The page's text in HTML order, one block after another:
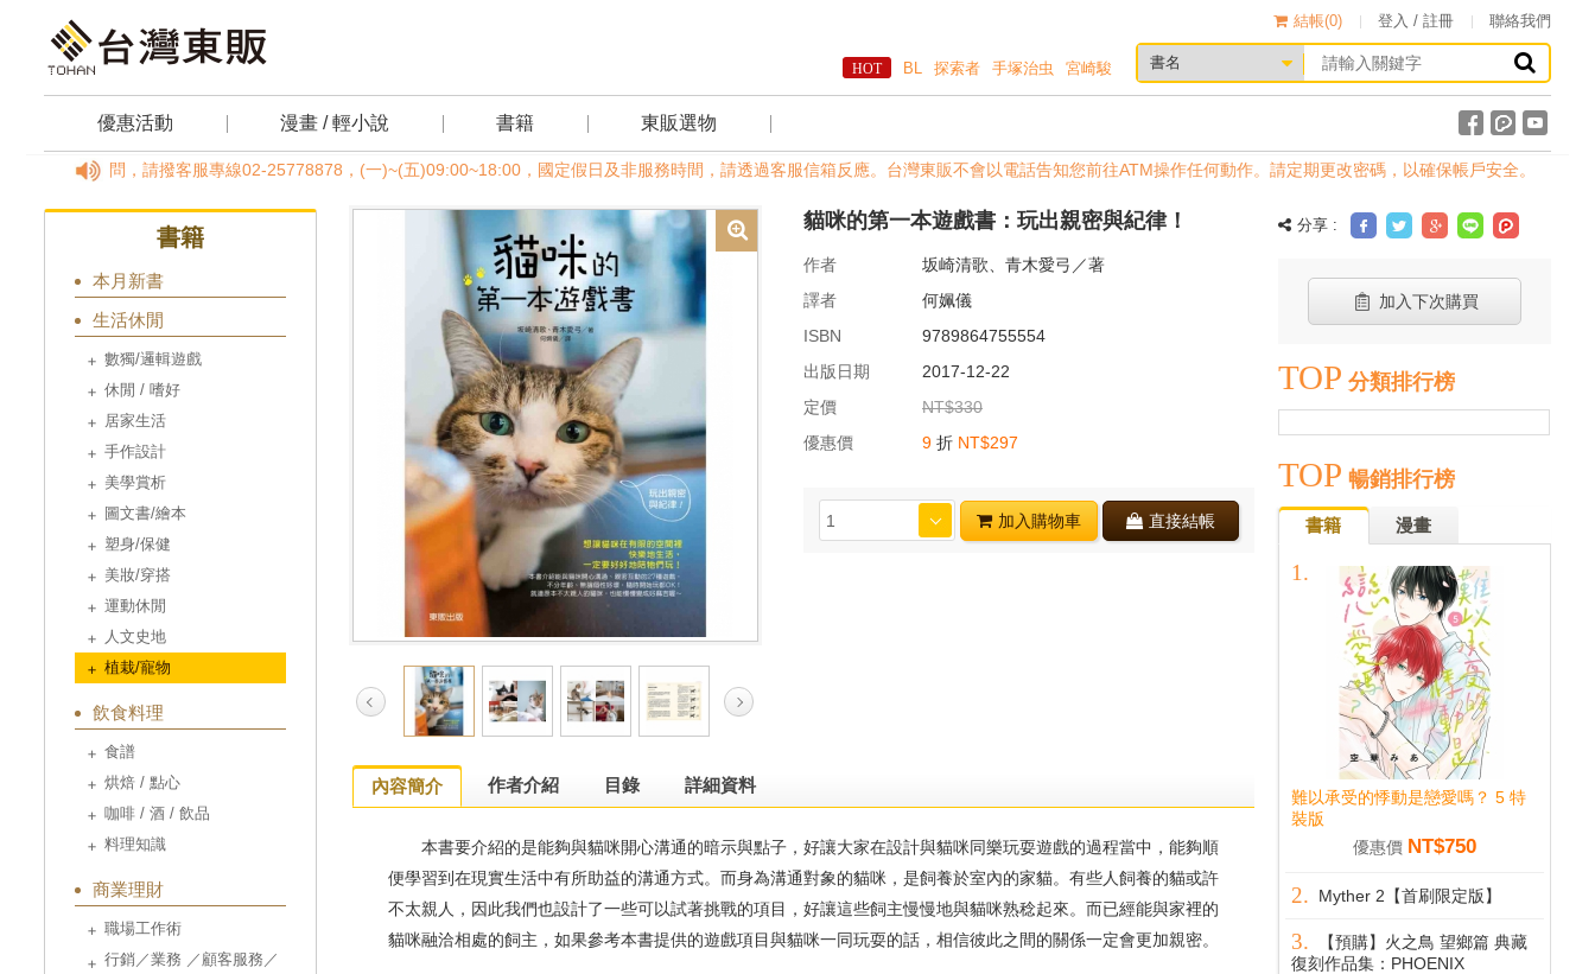
結帳(0) 登入 / 註冊 聯絡我們
BL 探索者 手塚治虫 宮崎駿
優惠活動 漫畫 / 輕小說 書籍 東販選物
疑問，請撥客服專線02-25778878，(一)~(五)09:00~18:00，國定假日及非服務時間，請透過客服信箱反應。台灣東販不會以電話告知您前往ATM操作任何動作。請定期更改密碼，以確保帳戶安全。
書籍
本月新書
生活休閒
數獨/邏輯遊戲
休閒 / 嗜好
居家生活
手作設計
美學賞析
圖文書/繪本
塑身/保健
美妝/穿搭
運動休閒
人文史地
植栽/寵物
飲食料理
食譜
烘焙 / 點心
咖啡 / 酒 / 飲品
料理知識
商業理財
職場工作術
行銷／業務 ／顧客服務／
貓咪的第一本遊戲書：玩出親密與紀律！
作者
坂崎清歌、青木愛弓／著
譯者
何姵儀
ISBN
9789864755554
出版日期
2017-12-22
定價
NT$330
優惠價
9 折 NT$297
加入購物車 直接結帳
內容簡介 作者介紹 目錄 詳細資料
本書要介紹的是能夠與貓咪開心溝通的暗示與點子，好讓大家在設計與貓咪同樂玩耍遊戲的過程當中，能夠順
便學習到在現實生活中有所助益的溝通方式。而身為溝通對象的貓咪，是飼養於室內的家貓。有些人飼養的貓或許
不太親人，因此我們也設計了一些可以試著挑戰的項目，好讓這些飼主慢慢地與貓咪熟稔起來。而已經能與家裡的
貓咪融洽相處的飼主，如果參考本書提供的遊戲項目與貓咪一同玩耍的話，相信彼此之間的關係一定會更加親密。
分享 :
加入下次購買
TOP 分類排行榜
TOP 暢銷排行榜
書籍 漫畫
難以承受的悸動是戀愛嗎？ 5 特
裝版
優惠價 NT$750
Myther 2【首刷限定版】
【預購】火之鳥 望鄉篇 典藏
復刻作品集：PHOENIX